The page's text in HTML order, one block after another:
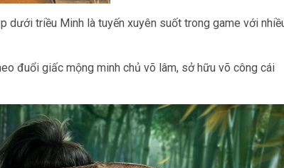
triều Minh là tuyến xuyên suốt trong game với
đuổi giấc mộng minh chủ võ lâm, sở hữu võ công cái